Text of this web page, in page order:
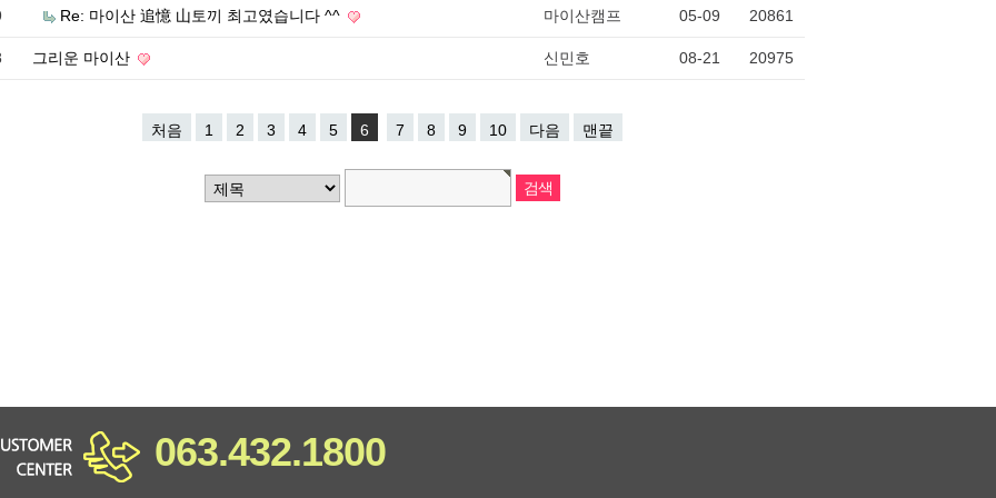
Re: 마이산 追憶 山토끼 최고였습니다 ^^ 마이산캠프 05-09 20861
그리운 마이산 신민호 08-21 20975
처음 1 2 3 4 5 6 7 8 9 10 다음 맨끝
063.432.1800